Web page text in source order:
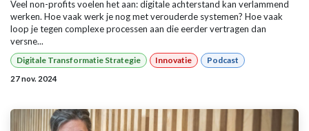
Veel non-profits voelen het aan: digitale achterstand kan verlammend
werken. Hoe vaak werk je nog met verouderde systemen? Hoe vaak
loop je tegen complexe processen aan die eerder vertragen dan
versne...
Digitale Transformatie Strategie Innovatie Podcast
27 nov. 2024